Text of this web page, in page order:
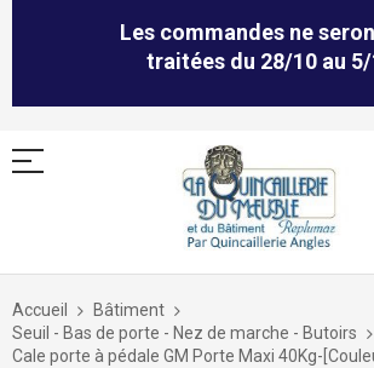
Les commandes ne
traitées du 28/10 au 5/
Allez
contenu
Accueil
Bâtiment
Seuil - Bas de porte - Nez de marche - Butoirs
Cale porte à pédale GM Porte Maxi 40Kg-